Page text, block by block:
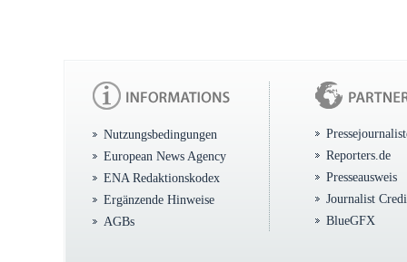
Nutzungsbedingungen
European News Agency
ENA Redaktionskodex
Ergänzende Hinweise
AGBs
Reporters.de
Presseausweis
Journalist
BlueGFX